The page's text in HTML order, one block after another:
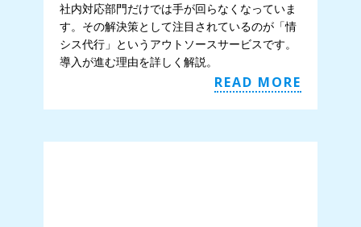
社内対応部門だけでは手が回らなくなっていま
す。その解決策として注目されているのが「情
シス代行」というアウトソースサービスです。
導入が進む理由を詳しく解説。
READ MORE